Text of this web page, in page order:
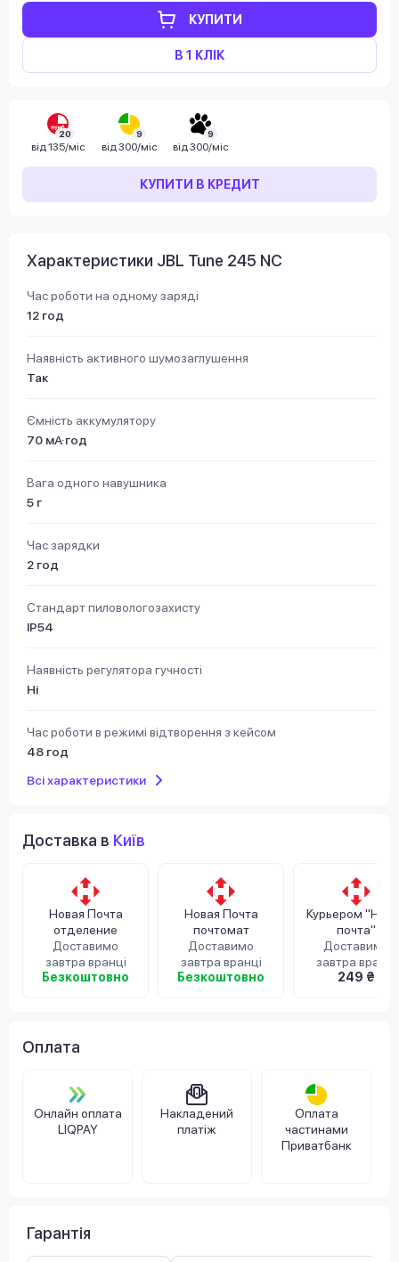
КУПИТИ
В 1 КЛІК
20
від 135/міс
9
від 300/міс
9
від 300/міс
КУПИТИ В КРЕДИТ
Характеристики JBL Tune 245 NC
Час роботи на одному заряді
12 год
Наявність активного шумозаглушення
Так
Ємність аккумулятору
70 мА·год
Вага одного навушника
5 г
Час зарядки
2 год
Стандарт пиловологозахисту
IP54
Наявність регулятора гучності
Ні
Час роботи в режимі відтворення з кейсом
48 год
Всі характеристики
Доставка в Київ
Новая Почта
отделение
Доставимо
завтра вранці
Безкоштовно
Новая Почта
почтомат
Доставимо
завтра вранці
Безкоштовно
Курьером
почта"
Доставимо
завтра вранці
249 ₴
Оплата
Онлайн оплата
LIQPAY
Накладений
платіж
Оплата
частинами
Приватбанк
Гарантія